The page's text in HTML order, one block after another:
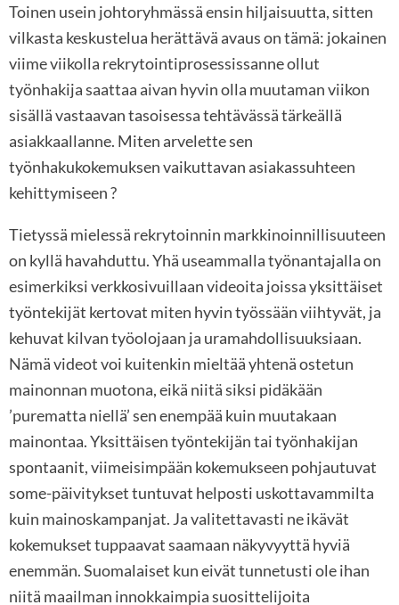
Toinen usein johtoryhmässä ensin hiljaisuutta, sitten
vilkasta keskustelua herättävä avaus on tämä: jokainen
viime viikolla rekrytointiprosessissanne ollut
työnhakija saattaa aivan hyvin olla muutaman viikon
sisällä vastaavan tasoisessa tehtävässä tärkeällä
asiakkaallanne. Miten arvelette sen
työnhakukokemuksen vaikuttavan asiakassuhteen
kehittymiseen ?
Tietyssä mielessä rekrytoinnin markkinoinnillisuuteen
on kyllä havahduttu. Yhä useammalla työnantajalla on
esimerkiksi verkkosivuillaan videoita joissa yksittäiset
työntekijät kertovat miten hyvin työssään viihtyvät, ja
kehuvat kilvan työolojaan ja uramahdollisuuksiaan.
Nämä videot voi kuitenkin mieltää yhtenä ostetun
mainonnan muotona, eikä niitä siksi pidäkään
’purematta niellä’ sen enempää kuin muutakaan
mainontaa. Yksittäisen työntekijän tai työnhakijan
spontaanit, viimeisimpään kokemukseen pohjautuvat
some-päivitykset tuntuvat helposti uskottavammilta
kuin mainoskampanjat. Ja valitettavasti ne ikävät
kokemukset tuppaavat saamaan näkyvyyttä hyviä
enemmän. Suomalaiset kun eivät tunnetusti ole ihan
niitä maailman innokkaimpia suosittelijoita